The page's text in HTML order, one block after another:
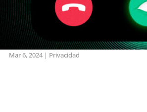
Mar 6, 2024| Privacidad